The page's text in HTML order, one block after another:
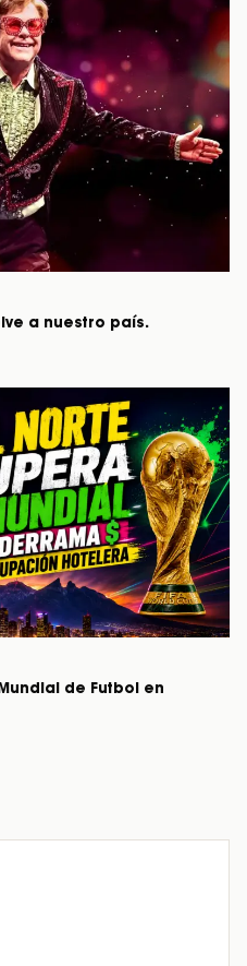
a nuestro país.
de Futbol en